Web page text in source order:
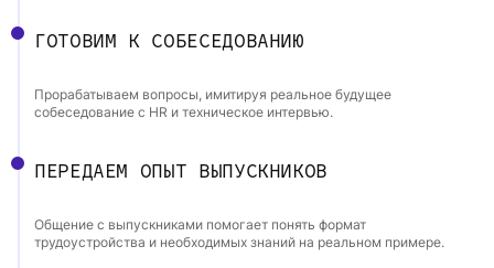
ГОТОВИМ К СОБЕСЕДОВАНИЮ
Прорабатываем вопросы, имитируя реальное будущее
собеседование с HR и техническое интервью.
ПЕРЕДАЕМ ОПЫТ ВЫПУСКНИКОВ
Общение с выпускниками помогает понять формат
трудоустройства и необходимых знаний на реальном примере.